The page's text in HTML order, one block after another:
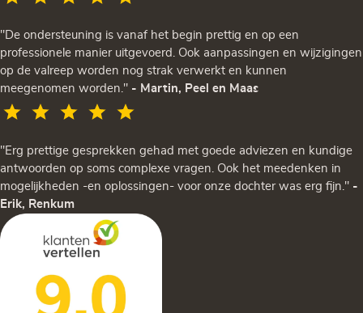
"De ondersteuning is vanaf het begin prettig en op een
professionele manier uitgevoerd. Ook aanpassingen en wijzigingen
op de valreep worden nog strak verwerkt en kunnen
meegenomen worden." - Martin, Peel en Maas
"Erg prettige gesprekken gehad met goede adviezen en kundige
antwoorden op soms complexe vragen. Ook het meedenken in
mogelijkheden -en oplossingen- voor onze dochter was erg fijn." -
Erik, Renkum